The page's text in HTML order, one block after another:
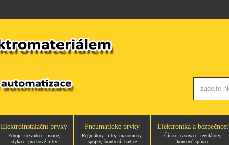
Elektroinstalační prvky
Zdroje, rozvaděče, jističe,
stykače, prachové filtry
Pneumatické prvky
Regulátory, filtry, manometry,
spojky, šroubení, hadice
Elektronika a bezpečnost
Čítače, časovače, regulátory,
koncové spínače